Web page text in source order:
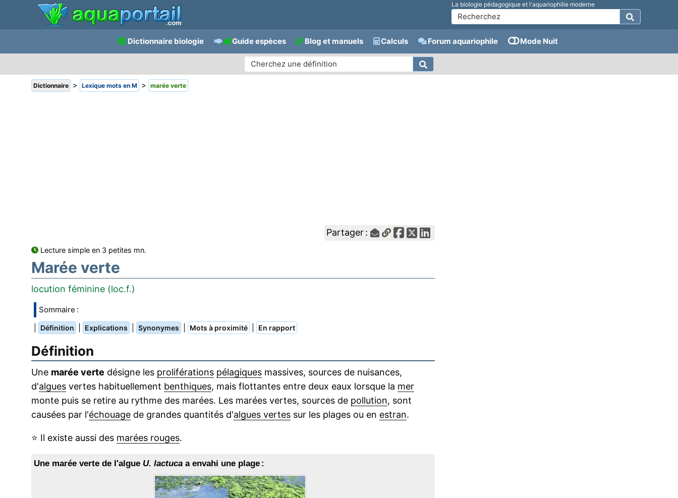
La biologie pédagogique et l'aquariophilie moderne
Dictionnaire biologie Guide espèces Blog et manuels Calculs Forum aquariophile Mode Nuit
Dictionnaire > Lexique mots en M > marée verte
Partager :
Lecture simple en 3 petites mn.
Marée verte
locution féminine (loc.f.)
Sommaire :
Définition Explications Synonymes Mots à proximité En rapport
Définition
Une marée verte désigne les proliférations pélagiques massives, sources de nuisances,
d'algues vertes habituellement benthiques, mais flottantes entre deux eaux lorsque la mer
monte puis se retire au rythme des marées. Les marées vertes, sources de pollution, sont
causées par l'échouage de grandes quantités d'algues vertes sur les plages ou en estran.
⭐ Il existe aussi des marées rouges.
Une marée verte de l'algue U. lactuca a envahi une plage :